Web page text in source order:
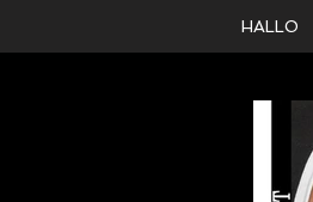
HALLO